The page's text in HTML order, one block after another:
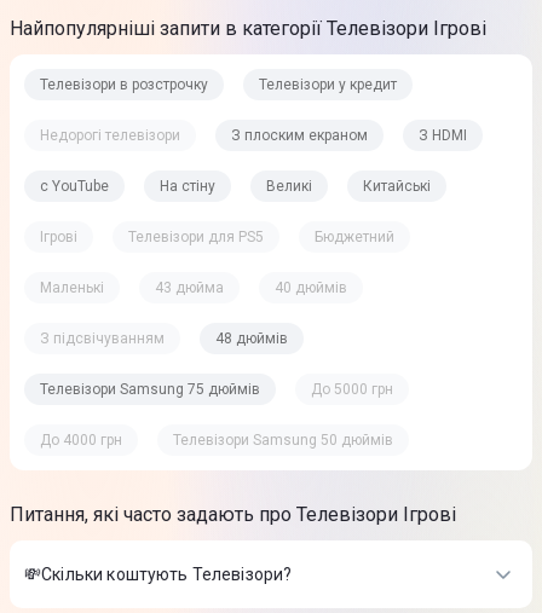
Найпопулярніші запити в категорії Телевізори Ігрові
Телевізори в розстрочку Телевізори у кредит
Недорогі телевізори З плоским екраном З HDMI
c YouTube На стіну Великі Китайські
Ігрові Телевізори для PS5 Бюджетний
Маленькі 43 дюйма 40 дюймів
З підсвічуванням 48 дюймів
Телевізори Samsung 75 дюймів До 5000 грн
До 4000 грн Телевізори Samsung 50 дюймів
Питання, які часто задають про Телевізори Ігрові
💸Скільки коштують Телевізори?